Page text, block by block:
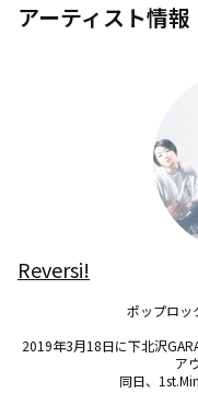
アーティスト情報
Reversi!
ポップロッ
2019年3月18日に下北沢
ア
同日、